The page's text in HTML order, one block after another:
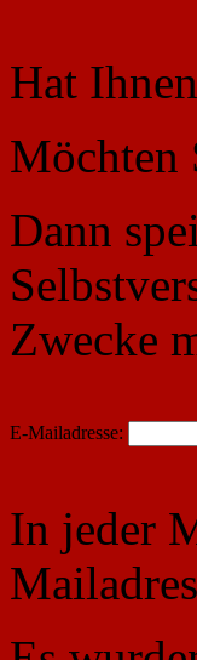
Hat
Möchten
Dann
Zwecke
E-Mailadresse:
In jeder